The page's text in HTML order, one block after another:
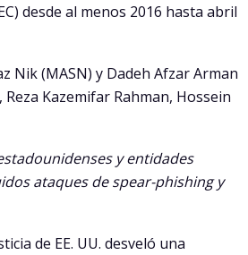
desde al menos 2016 hasta abril
Nik (MASN) y Dadeh Afzar Arman
Kazemifar Rahman, Hossein
y entidades
ataques de spear-phishing y
de EE. UU. desveló una